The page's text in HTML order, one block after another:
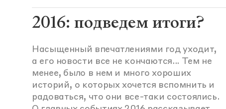
2016: подведем итоги?
Насыщенный впечатлениями год уходит,
а его новости все не кончаются... Тем не
менее, было в нем и много хороших
историй, о которых хочется вспомнить и
радоваться, что они все-таки состоялись.